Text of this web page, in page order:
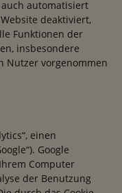
automatisiert
deaktiviert,
Funktionen der
insbesondere
Nutzer vorgenommen
einen
Google
Computer
der Benutzung